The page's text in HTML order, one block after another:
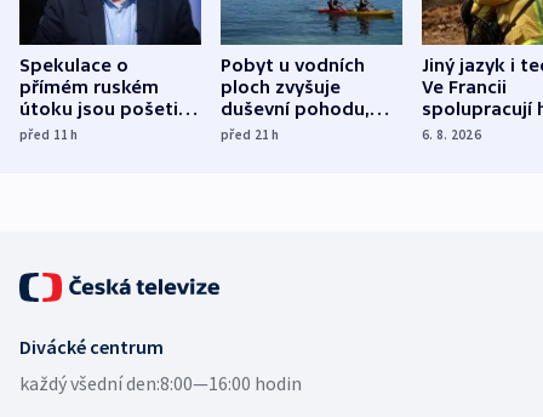
Spekulace o
přímém ruském
útoku jsou pošetilé,
míní estonský
před 11h
Pobyt u vodních
ploch zvyšuje
duševní pohodu,
ukázala
před 21h
Jiný jazyk i
Ve Francii
spolupracují
různých zemí
6. 8. 2026
Divácké centrum
každý všední den:8:00—16:00 hodin